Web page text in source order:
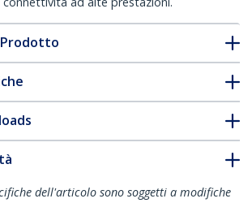
dell'articolo sono soggetti a modifiche